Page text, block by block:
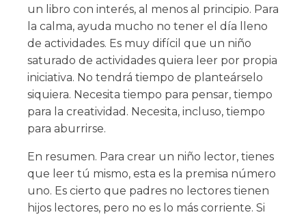
un libro con interés, al menos al principio. Para
la calma, ayuda mucho no tener el día lleno
de actividades. Es muy difícil que un niño
saturado de actividades quiera leer por propia
iniciativa. No tendrá tiempo de planteárselo
siquiera. Necesita tiempo para pensar, tiempo
para la creatividad. Necesita, incluso, tiempo
para aburrirse.
En resumen. Para crear un niño lector, tienes
que leer tú mismo, esta es la premisa número
uno. Es cierto que padres no lectores tienen
hijos lectores, pero no es lo más corriente. Si